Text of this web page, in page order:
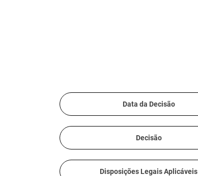
Data da Decisão
Decisão
Disposições Legais Aplicáveis